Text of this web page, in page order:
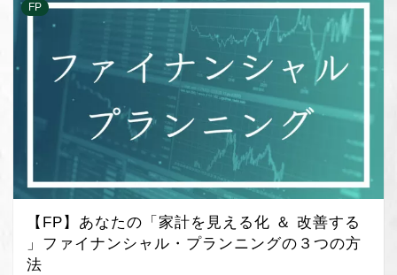
FP
【FP】あなたの「家計を見える化 ＆ 改善する
」ファイナンシャル・プランニングの３つの方
法